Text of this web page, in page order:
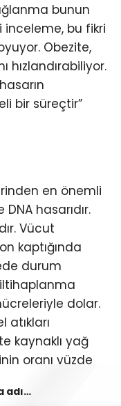
bunun
inceleme, bu fikri
Obezite,
hızlandırabiliyor.
bir süreçtir”
en önemli
hasarıdır.
Vücut
kaptığında
durum
iltihaplanma
dolar.
kaynaklı yağ
oranı yüzde
Bu durumun bir
Üç ülkeden tarihi savunma adımı: Erdoğan’ın hamlesi dünyada yankılandı